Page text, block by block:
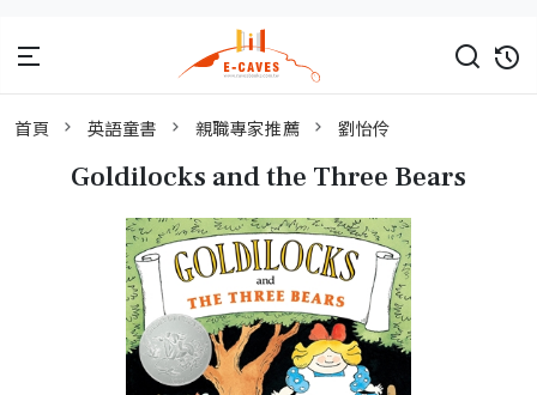
首頁 英語童書 親職專家推薦 劉怡伶
Goldilocks and the Three Bears